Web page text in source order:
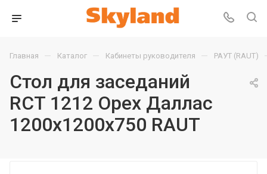
Главная — Каталог — Кабинеты руководителя — РАУТ (RAUT)
Стол для заседаний
RCT 1212 Орех Даллас
1200х1200х750 RAUT